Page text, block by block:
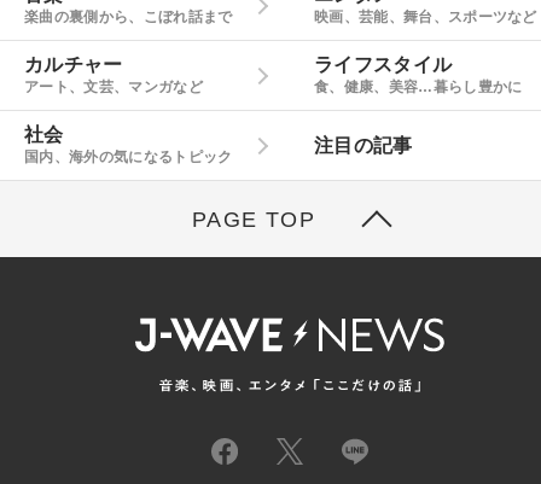
楽曲の裏側から、こぼれ話まで 映画、芸能、舞台、スポーツなど
カルチャー
アート、文芸、マンガなど
ライフスタイル
食、健康、美容…暮らし豊かに
社会
国内、海外の気になるトピック
注目の記事
PAGE TOP